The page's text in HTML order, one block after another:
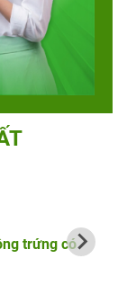
trứng có